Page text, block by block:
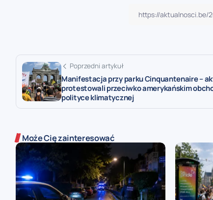
Poprzedni artykuł
Manifestacja przy parku Cinquantenaire –
protestowali przeciwko amerykańskim
polityce klimatycznej
Może Cię zainteresować